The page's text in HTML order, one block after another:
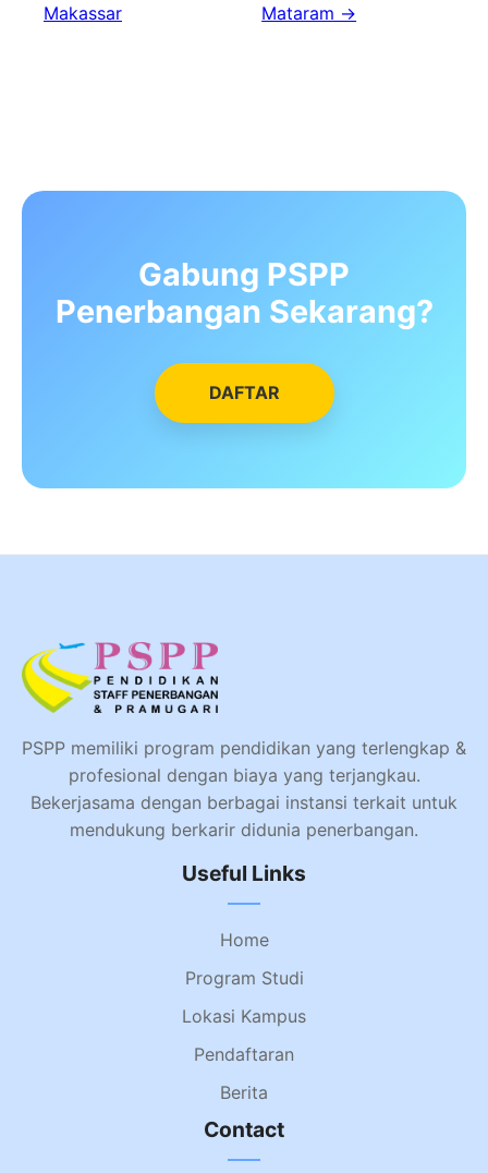
Makassar
Mataram →
Gabung PSPP
Penerbangan Sekarang?
DAFTAR
PSPP memiliki program pendidikan yang terlengkap &
profesional dengan biaya yang terjangkau.
Bekerjasama dengan berbagai instansi terkait untuk
mendukung berkarir didunia penerbangan.
Useful Links
Home
Program Studi
Lokasi Kampus
Pendaftaran
Berita
Contact